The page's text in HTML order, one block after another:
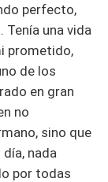
perfecto,
Tenía una vida
prometido,
de los
en gran
no
sino que
nada
por todas